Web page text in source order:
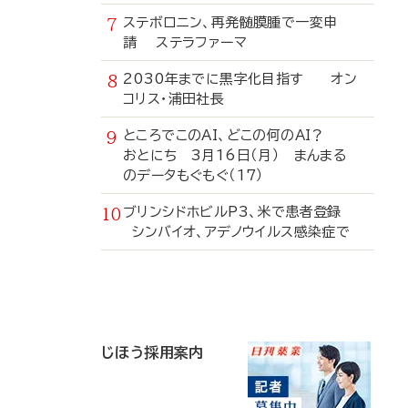
ステボロニン、再発髄膜腫で一変申
請 ステラファーマ
2030年までに黒字化目指す オン
コリス・浦田社長
ところでこのAI、どこの何のAI？
おとにち 3月16日（月） まんまる
のデータもぐもぐ（17）
ブリンシドホビルP3、米で患者登録
シンバイオ、アデノウイルス感染症で
じほう採用案内